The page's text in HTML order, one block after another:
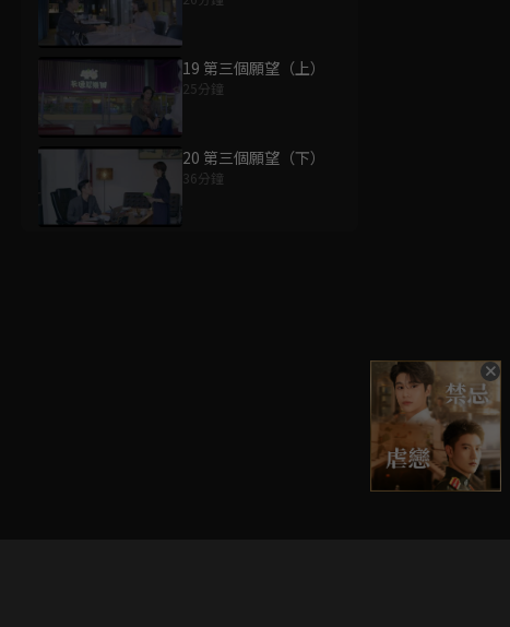
19 第三個願望（上）
25分鐘
20 第三個願望（下）
36分鐘